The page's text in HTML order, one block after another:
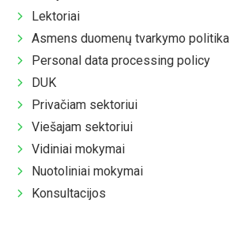
Lektoriai
Asmens duomenų tvarkymo politika
Personal data processing policy
DUK
Privačiam sektoriui
Viešajam sektoriui
Vidiniai mokymai
Nuotoliniai mokymai
Konsultacijos